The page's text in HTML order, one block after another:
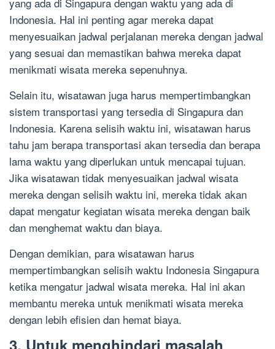
Indonesia. Hal ini penting agar mereka dapat
menyesuaikan jadwal perjalanan mereka dengan jadwal
yang sesuai dan memastikan bahwa mereka dapat
menikmati wisata mereka sepenuhnya.
Selain itu, wisatawan juga harus mempertimbangkan
sistem transportasi yang tersedia di Singapura dan
Indonesia. Karena selisih waktu ini, wisatawan harus
tahu jam berapa transportasi akan tersedia dan berapa
lama waktu yang diperlukan untuk mencapai tujuan.
Jika wisatawan tidak menyesuaikan jadwal wisata
mereka dengan selisih waktu ini, mereka tidak akan
dapat mengatur kegiatan wisata mereka dengan baik
dan menghemat waktu dan biaya.
Dengan demikian, para wisatawan harus
mempertimbangkan selisih waktu Indonesia Singapura
ketika mengatur jadwal wisata mereka. Hal ini akan
membantu mereka untuk menikmati wisata mereka
dengan lebih efisien dan hemat biaya.